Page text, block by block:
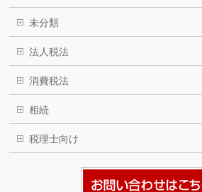
未分類
法人税法
消費税法
相続
税理士向け